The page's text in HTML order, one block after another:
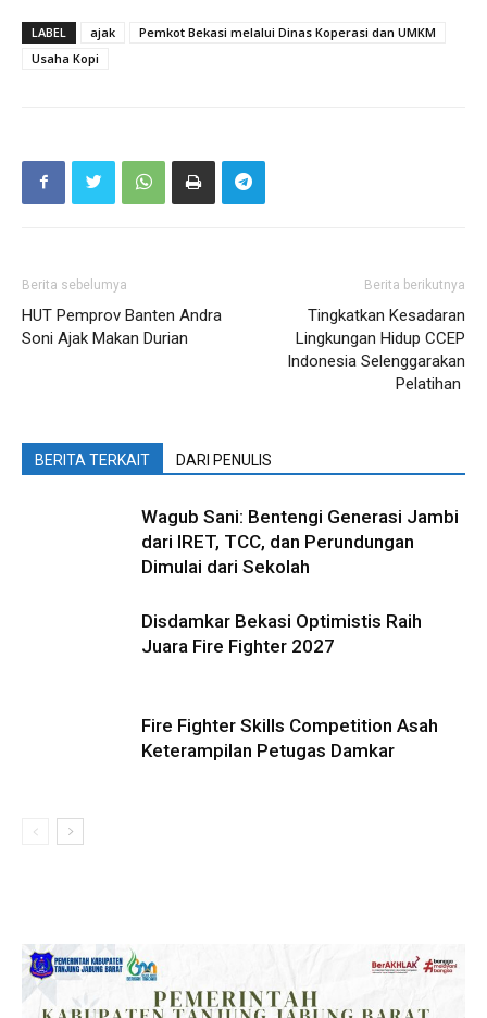
LABEL ajak
Pemkot Bekasi melalui Dinas Koperasi dan UMKM
Usaha Kopi
Berita sebelumya
HUT Pemprov Banten Andra
Soni Ajak Makan Durian
Berita berikutnya
Tingkatkan Kesadaran
Lingkungan Hidup CCEP
Indonesia Selenggarakan
Pelatihan
BERITA TERKAIT DARI PENULIS
Wagub Sani: Bentengi Generasi Jambi
dari IRET, TCC, dan Perundungan
Dimulai dari Sekolah
Disdamkar Bekasi Optimistis Raih
Juara Fire Fighter 2027
Fire Fighter Skills Competition Asah
Keterampilan Petugas Damkar